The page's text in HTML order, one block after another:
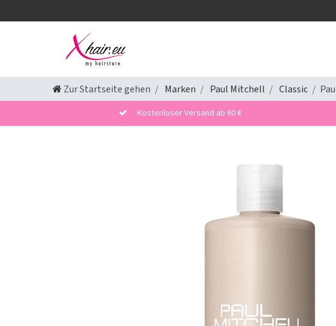
Zur Startseite gehen Marken Paul Mitchell Classic
Kostenloser Versand ab 60 €